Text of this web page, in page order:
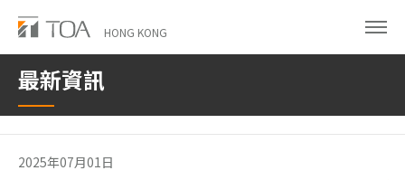
Skip
main
content
HONG KONG
最新資訊
2025年07月01日